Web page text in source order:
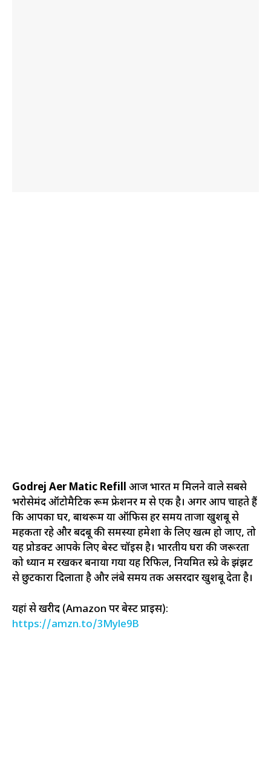
Godrej Aer Matic Refill आज भारत में मिलने वाले सबसे
भरोसेमंद ऑटोमैटिक रूम फ्रेशनर में से एक है। अगर आप चाहते हैं
कि आपका घर, बाथरूम या ऑफिस हर समय ताजा खुशबू से
महकता रहे और बदबू की समस्या हमेशा के लिए खत्म हो जाए, तो
यह प्रोडक्ट आपके लिए बेस्ट चॉइस है। भारतीय घरों की जरूरतों
को ध्यान में रखकर बनाया गया यह रिफिल, नियमित स्प्रे के झंझट
से छुटकारा दिलाता है और लंबे समय तक असरदार खुशबू देता है।
यहां से खरीदें (Amazon पर बेस्ट प्राइस):
https://amzn.to/3Myle9B